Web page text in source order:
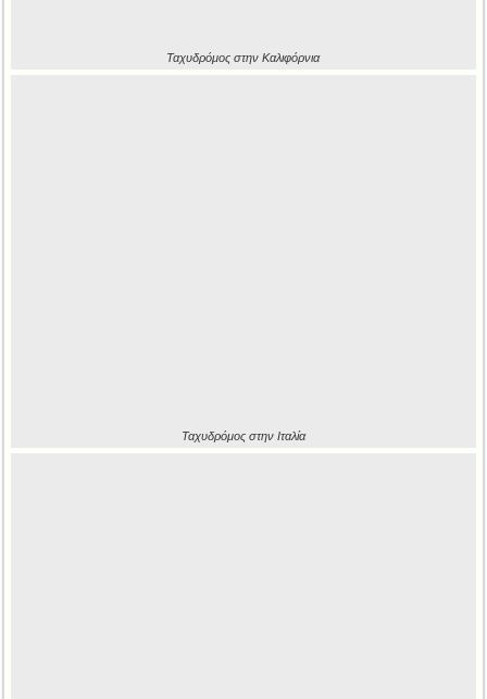
Ταχυδρόμος στην Καλιφόρνια
Ταχυδρόμος στην Ιταλία